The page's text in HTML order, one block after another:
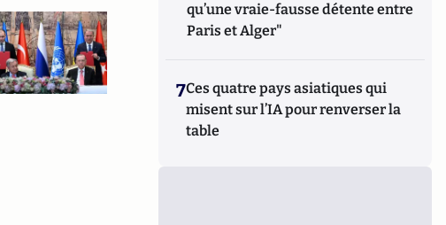
qu’une vraie-fausse détente entre
Paris et Alger"
7Ces quatre pays asiatiques qui
misent sur l’IA pour renverser la
table